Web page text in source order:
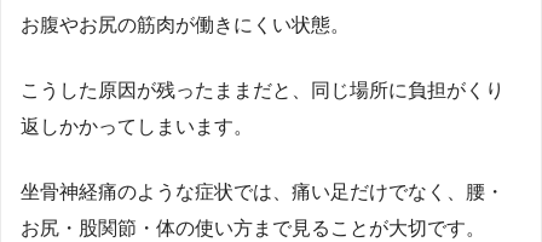
お腹やお尻の筋肉が働きにくい状態。
こうした原因が残ったままだと、同じ場所に負担がくり
返しかかってしまいます。
坐骨神経痛のような症状では、痛い足だけでなく、腰・
お尻・股関節・体の使い方まで見ることが大切です。